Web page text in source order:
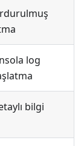
log
bilgi